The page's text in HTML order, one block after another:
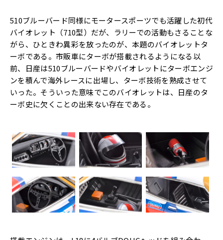
510ブルーバード同様にモータースポーツでも活躍した初代
バイオレット（710型）だが、ラリーでの活動もさることな
がら、ひときわ異彩を放ったのが、本題のバイオレットタ
ーボである。市販車にターボが搭載されるようになる以
前、日産は510ブルーバードやバイオレットにターボエンジ
ンを積んで海外レースに出場し、ターボ技術を熟成させて
いった。そういった意味でこのバイオレットは、日産のタ
ーボ史に欠くことの出来ない存在である。